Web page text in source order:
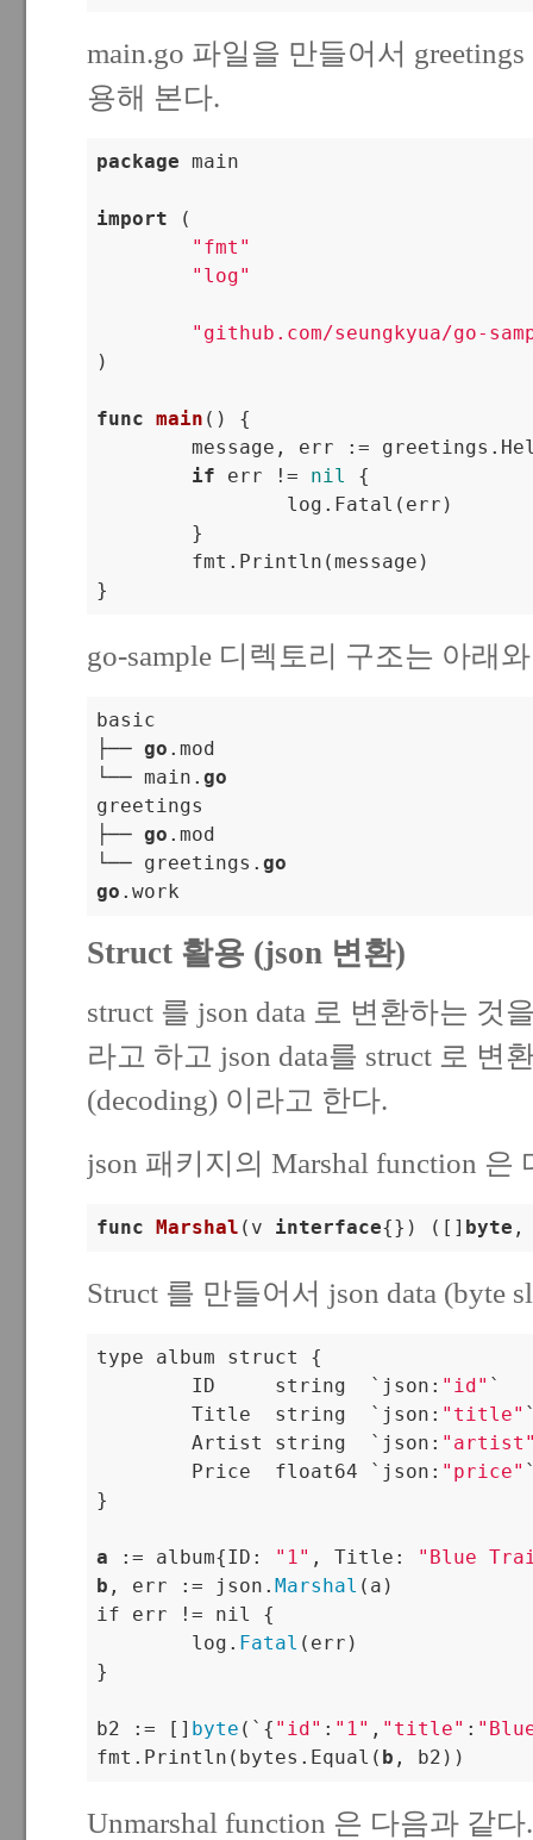
main.go 파일을 만들어서
용해 본다.
package main
import (
"fmt"
"log"
"github.com/seungkyua/go-
)
func main ()
{
message, err :=
if err != nil
{
go-sample 디렉토리 구조는 아래
basic
├── go .mod
└── main. go
greetings
├── go .mod
└── greetings. go
go
Struct 활용 (json 변환)
struct 를 json data 로 변환하는 것
라고 하고 json data를 struct 로 변
(decoding) 이라고 한다.
json 패키지의 Marshal function 은
func Marshal (v interface{}) ([] byte ,
Struct 를 만들어서 json data (byte
type album struct {
	ID     string  `json:
"id" `
	Title  string  `json:
"title"
	Artist string  `json:
	Price  float64 `json:
"price"
}
a := album{ID: "1" , Title:
"Blue
b , err := json. Marshal (a)
if err != nil {
	log.
Fatal (err)
}
b2 := [] byte (`{ "id" : "1" , "title" :
fmt .Println (bytes .Equal ( b
Unmarshal function 은 다음과 같다.